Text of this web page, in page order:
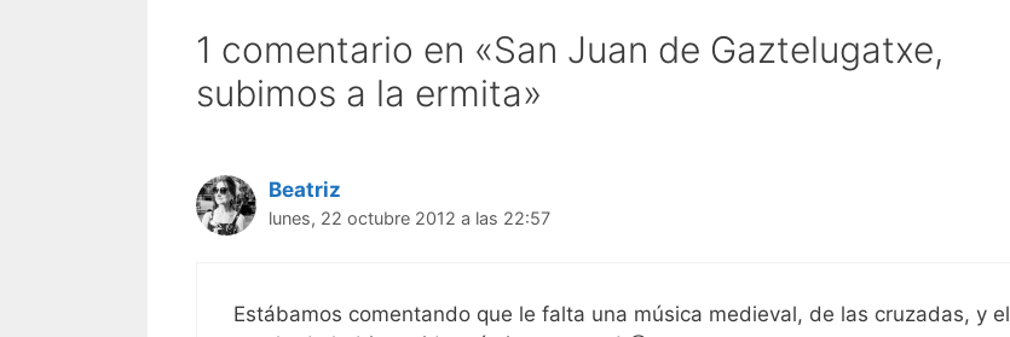
1 comentario en «San Juan de Gaztelugatxe,
subimos a la ermita»
Beatriz
lunes, 22 octubre 2012 a las 22:57
Estábamos comentando que le falta una música medieval, de las cruzadas, y el